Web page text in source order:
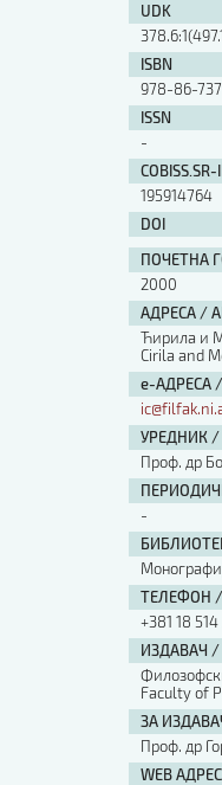
UDK
ISBN
978-86-
ISSN
-
COBISS.SR-
195914764
DOI
ПОЧЕТНА
2000
АДРЕСА /
Ћирила и
Cirila and
е-АДРЕСА /
УРЕДНИК /
Проф. др
-
ТЕЛЕФОН /
+381 18
ИЗДАВАЧ /
Faculty of
ЗА
Проф. др
WEB